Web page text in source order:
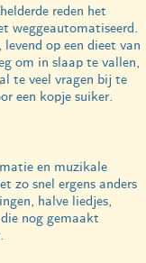
reden het
weggeautomatiseerd.
op een dieet van
om in slaap te vallen,
te veel vragen bij te
een kopje suiker.
en muzikale
zo snel ergens anders
halve liedjes,
nog gemaakt